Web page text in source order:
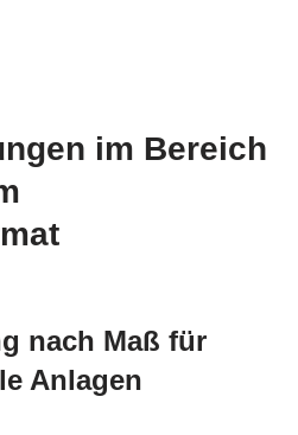
im Bereich
nach Maß für
Anlagen